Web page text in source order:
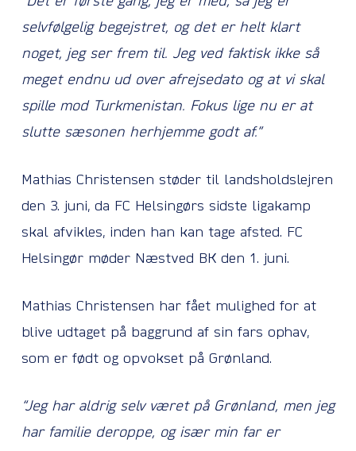
selvfølgelig begejstret, og det er helt klart
noget, jeg ser frem til. Jeg ved faktisk ikke så
meget endnu ud over afrejsedato og at vi skal
spille mod Turkmenistan. Fokus lige nu er at
slutte sæsonen herhjemme godt af.”
Mathias Christensen støder til landsholdslejren
den 3. juni, da FC Helsingørs sidste ligakamp
skal afvikles, inden han kan tage afsted. FC
Helsingør møder Næstved BK den 1. juni.
Mathias Christensen har fået mulighed for at
blive udtaget på baggrund af sin fars ophav,
som er født og opvokset på Grønland.
“Jeg har aldrig selv været på Grønland, men jeg
har familie deroppe, og især min far er